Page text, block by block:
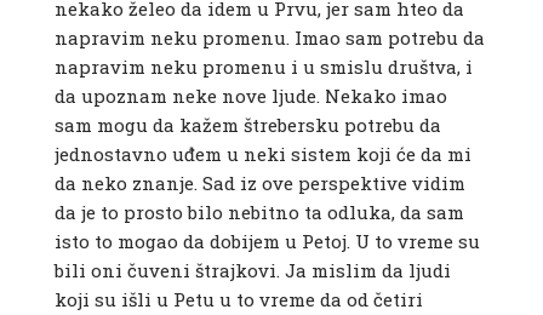
nekako želeo da idem u Prvu, jer sam hteo da
napravim neku promenu. Imao sam potrebu da
napravim neku promenu i u smislu društva, i
da upoznam neke nove ljude. Nekako imao
sam mogu da kažem štrebersku potrebu da
jednostavno uđem u neki sistem koji će da mi
da neko znanje. Sad iz ove perspektive vidim
da je to prosto bilo nebitno ta odluka, da sam
isto to mogao da dobijem u Petoj. U to vreme su
bili oni čuveni štrajkovi. Ja mislim da ljudi
koji su išli u Petu u to vreme da od četiri